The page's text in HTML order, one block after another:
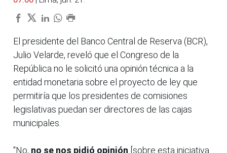
El presidente del Banco Central de Reserva (BCR),
Julio Velarde, reveló que el Congreso de la
República no le solicitó una opinión técnica a la
entidad monetaria sobre el proyecto de ley que
permitiría que los presidentes de comisiones
legislativas puedan ser directores de las cajas
municipales.
"No, no se nos pidió opinión [sobre esta iniciativa